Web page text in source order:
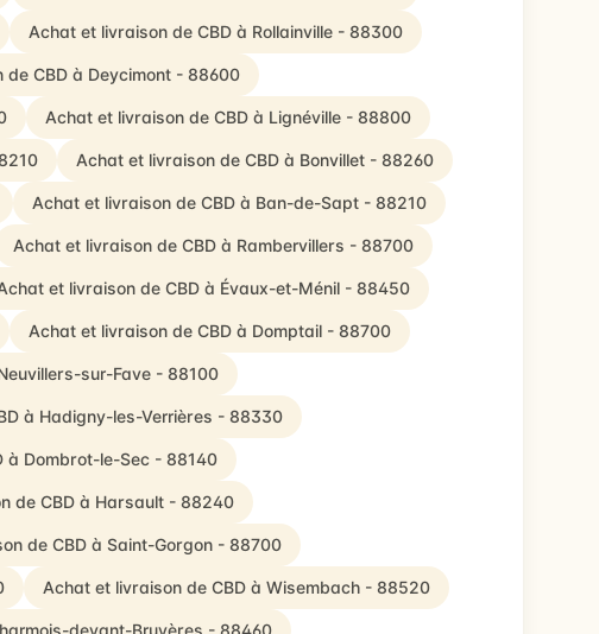
Achat et livraison de CBD à Rollainville - 88300
de CBD à Deycimont - 88600
Achat et livraison de CBD à Lignéville - 88800
Achat et livraison de CBD à Bonvillet - 88260
Achat et livraison de CBD à Ban-de-Sapt - 88210
Achat et livraison de CBD à Rambervillers - 88700
et livraison de CBD à Évaux-et-Ménil - 88450
Achat et livraison de CBD à Domptail - 88700
sur-Fave - 88100
à Hadigny-les-Verrières - 88330
à Dombrot-le-Sec - 88140
de CBD à Harsault - 88240
de CBD à Saint-Gorgon - 88700
Achat et livraison de CBD à Wisembach - 88520
devant-Bruyères - 88460